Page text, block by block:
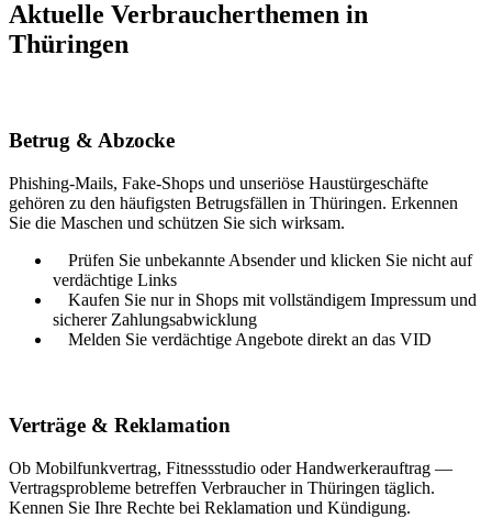
Aktuelle Verbraucherthemen in
Thüringen
Betrug & Abzocke
Phishing-Mails, Fake-Shops und unseriöse Haustürgeschäfte
gehören zu den häufigsten Betrugsfällen in Thüringen. Erkennen
Sie die Maschen und schützen Sie sich wirksam.
Prüfen Sie unbekannte Absender und klicken Sie nicht auf
verdächtige Links
Kaufen Sie nur in Shops mit vollständigem Impressum und
sicherer Zahlungsabwicklung
Melden Sie verdächtige Angebote direkt an das VID
Verträge & Reklamation
Ob Mobilfunkvertrag, Fitnessstudio oder Handwerkerauftrag —
Vertragsprobleme betreffen Verbraucher in Thüringen täglich.
Kennen Sie Ihre Rechte bei Reklamation und Kündigung.